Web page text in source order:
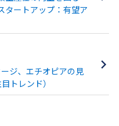
タートアップ：有望ア
ジ、エチオピアの見
トレンド）